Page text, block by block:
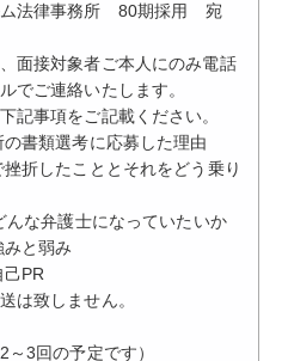
ム法律事務所 80期採用 宛
面接対象者ご本人にのみ電話
でご連絡いたします。
記事項をご記載ください。
書類選考に応募した理由
折したこととそれをどう乗り
な弁護士になっていたいか
と弱み
PR
は致しません。
3回の予定です）